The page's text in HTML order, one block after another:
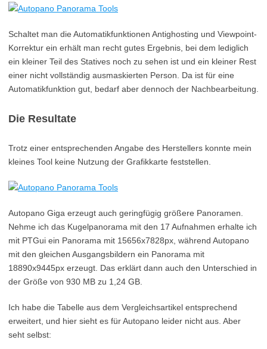
Schaltet man die Automatikfunktionen Antighosting und Viewpoint-
Korrektur ein erhält man recht gutes Ergebnis, bei dem lediglich
ein kleiner Teil des Statives noch zu sehen ist und ein kleiner Rest
einer nicht vollständig ausmaskierten Person. Da ist für eine
Automatikfunktion gut, bedarf aber dennoch der Nachbearbeitung.
Die Resultate
Trotz einer entsprechenden Angabe des Herstellers konnte mein
kleines Tool keine Nutzung der Grafikkarte feststellen.
Autopano Giga erzeugt auch geringfügig größere Panoramen.
Nehme ich das Kugelpanorama mit den 17 Aufnahmen erhalte ich
mit PTGui ein Panorama mit 15656x7828px, während Autopano
mit den gleichen Ausgangsbildern ein Panorama mit
18890x9445px erzeugt. Das erklärt dann auch den Unterschied in
der Größe von 930 MB zu 1,24 GB.
Ich habe die Tabelle aus dem Vergleichsartikel entsprechend
erweitert, und hier sieht es für Autopano leider nicht aus. Aber
seht selbst: